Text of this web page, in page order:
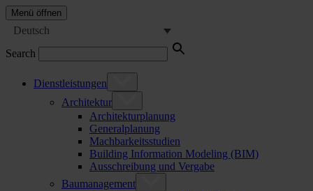
Menü öffnen
Deutsch
Search
Dienstleistungen
Architektur
Architekturplanung
Generalplanung
Machbarkeitsstudien
Building Information Modeling (BIM)
Ausschreibung und Vergabe
Baumanagement